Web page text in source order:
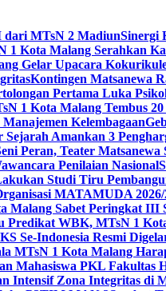
dari MTsN 2 MadiunSinergi
1 Kota Malang Serahkan
Gelar Upacara
Kontingen Matsanewa
Pertama Luka
1 Kota Malang Tembus
Kelembagaan
Amankan 3
Peran, Teater
Penilaian Nasional
Studi Tiru
MATAMUDA 2026/
Malang Sabet Peringkat
Predikat WBK, MTsN 1
Se-Indonesia Resmi
MTsN 1 Kota Malang
Mahasiswa PKL
Intensif Zona Integritas di